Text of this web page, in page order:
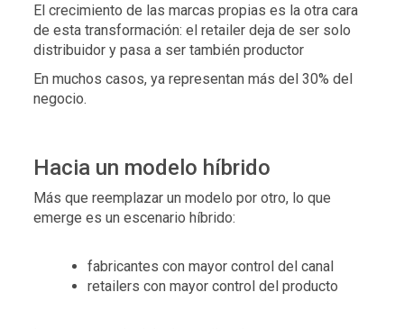
El crecimiento de las marcas propias es la otra cara
de esta transformación:el retailer deja de ser solo
distribuidory pasa a ser también productor
En muchos casos, ya representan más del 30% del
negocio.
Hacia un modelo híbrido
Más que reemplazar un modelo por otro, lo que
emerge es un escenario híbrido:
fabricantes con mayor control del canal
retailers con mayor control del producto